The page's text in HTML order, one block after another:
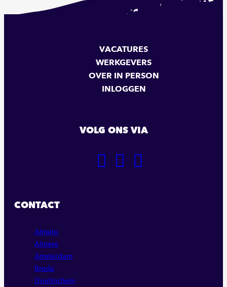
VACATURES
WERKGEVERS
OVER IN PERSON
INLOGGEN
VOLG ONS VIA
GA
GA
CONTACT
Almelo
Almere
Amsterdam
Breda
Doetinchem